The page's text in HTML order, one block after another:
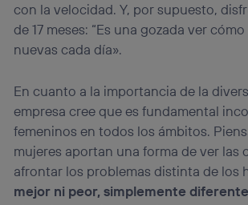
con la velocidad. Y, por supuesto,
de 17 meses: “Es una gozada ver
nuevas cada día».
En cuanto a la importancia de la
empresa cree que es fundamental
femeninos en todos los ámbitos.
mujeres aportan una forma de ver las
afrontar los problemas distinta de los
mejor ni peor, simplemente